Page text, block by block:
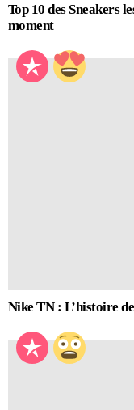
Top 10 des Sneakers
moment
Nike TN : L’histoire